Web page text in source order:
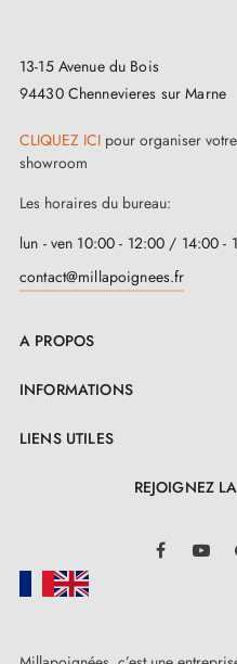
13-15 Avenue du Bois
94430 Chennevieres sur Marne
CLIQUEZ ICI pour organiser
showroom
Les horaires du bureau:
lun - ven 10:00 - 12:00 / 14:00 -
contact@millapoignees.fr
A PROPOS
INFORMATIONS
LIENS UTILES
REJOIGNEZ